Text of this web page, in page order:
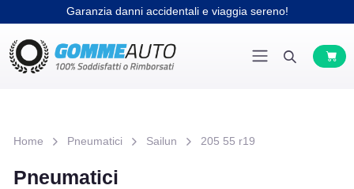
Garanzia danni accidentali e viaggia sereno!
Home Pneumatici Sailun 205 55 r19
Pneumatici